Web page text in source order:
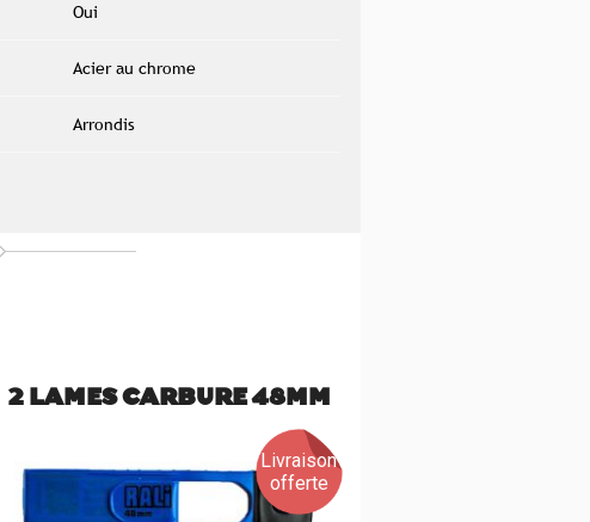
Oui
Acier au chrome
Arrondis
2 LAMES CARBURE 48MM
Livraison
offerte